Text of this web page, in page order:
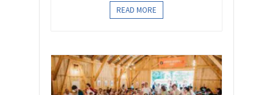
READ MORE